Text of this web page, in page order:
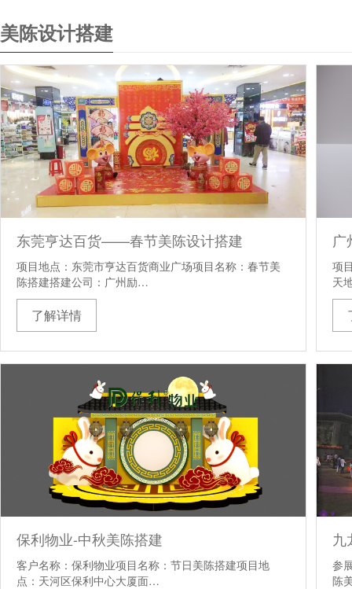
美陈设计搭建
东莞亨达百货——春节美陈设计搭建
项目地点：东莞市亨达百货商业广场项目名称：春节美
陈搭建搭建公司：广州励…
了解详情
广
项
天
保利物业-中秋美陈搭建
客户名称：保利物业项目名称：节日美陈搭建项目地
点：天河区保利中心大厦面…
参
陈